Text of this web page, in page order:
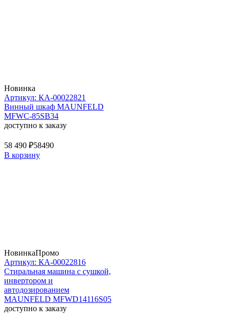
Новинка
Артикул: КА-00022821
Винный шкаф MAUNFELD
MFWC-85SB34
доступно к заказу
58 490 ₽58490
В корзину
НовинкаПромо
Артикул: КА-00022816
Стиральная машина c сушкой,
инвертором и
автодозированием
MAUNFELD MFWD14116S05
доступно к заказу